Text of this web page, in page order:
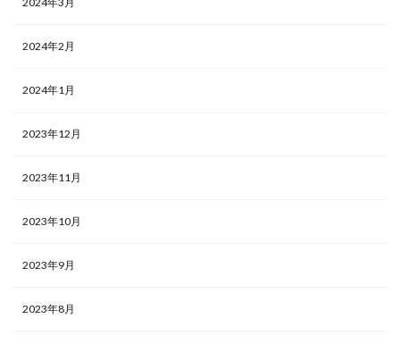
2024年2月
2024年1月
2023年12月
2023年11月
2023年10月
2023年9月
2023年8月